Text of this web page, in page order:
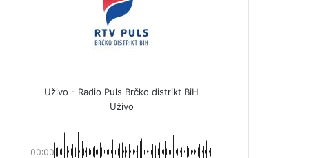
Uživo - Radio Puls Brčko distrikt BiH
Uživo
00:00